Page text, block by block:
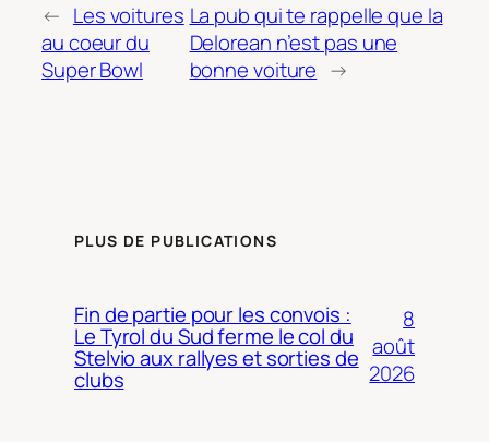
← Les voitures
au coeur du
Super Bowl
La pub qui te rappelle que la
Delorean n’est pas une
bonne voiture →
PLUS DE PUBLICATIONS
Fin de partie pour les convois :
Le Tyrol du Sud ferme le col du
Stelvio aux rallyes et sorties de
clubs
8
août
2026